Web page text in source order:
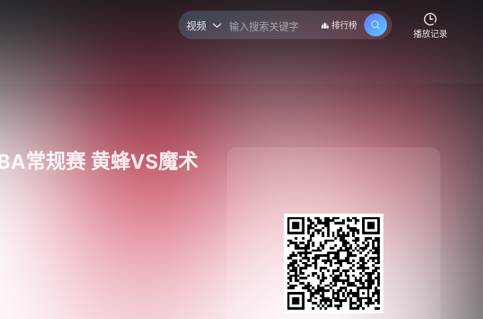
视频 
排行榜
播放记录
常规赛 黄蜂VS魔术